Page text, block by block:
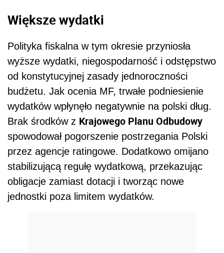
Większe wydatki
Polityka fiskalna w tym okresie przyniosła
wyższe wydatki, niegospodarność i odstępstwo
od konstytucyjnej zasady jednoroczności
budżetu. Jak ocenia MF, trwałe podniesienie
wydatków wpłynęło negatywnie na polski dług.
Brak środków z Krajowego Planu Odbudowy
spowodował pogorszenie postrzegania Polski
przez agencje ratingowe. Dodatkowo omijano
stabilizującą regułę wydatkową, przekazując
obligacje zamiast dotacji i tworząc nowe
jednostki poza limitem wydatków.